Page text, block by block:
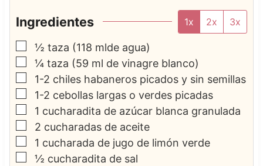
Ingredientes 1x 2x 3x
▢
½ taza (118 mlde agua)
▢
¼ taza (59 ml de vinagre blanco)
▢
1-2 chiles habaneros picados y sin semillas
▢
1-2 cebollas largas o verdes picadas
▢
1 cucharadita de azúcar blanca granulada
▢
2 cucharadas de aceite
▢
1 cucharada de jugo de limón verde
▢
½ cucharadita de sal